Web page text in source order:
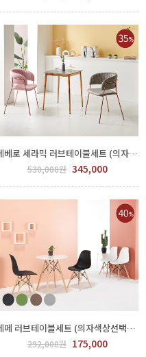
베베로 세라믹 러브테이블세트 (의자색상선택) FPP64-0005.6
530,000원 345,000
레페 러브테이블세트 (의자색상선택) FPP66-0001.2
292,000원 175,000